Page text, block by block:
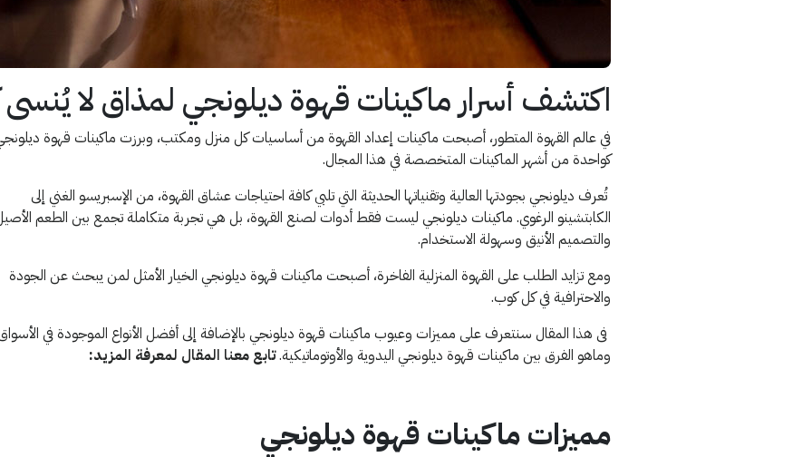
اكتشف أسرار ماكينات قهوة ديلونجي لمذاق لا
في عالم القهوة المتطور، أصبحت ماكينات إعداد القهوة من أساسيات كل منزل ومكتب، وبرزت ماكينات قهوة
كواحدة من أشهر الماكينات المتخصصة في هذا المجال.
تُعرف ديلونجي بجودتها العالية وتقنياتها الحديثة التي تلبي كافة احتياجات عشاق القهوة، من الإسبريسو الغني إلى
الكابتشينو الرغوي. ماكينات ديلونجي ليست فقط أدوات لصنع القهوة، بل هي تجربة متكاملة تجمع بين الطعم
والتصميم الأنيق وسهولة الاستخدام.
ومع تزايد الطلب على القهوة المنزلية الفاخرة، أصبحت ماكينات قهوة ديلونجي الخيار الأمثل لمن يبحث عن الجودة
والاحترافية في كل كوب.
فى هذا المقال سنتعرف على مميزات وعيوب ماكينات قهوة ديلونجي بالإضافة إلى أفضل الأنواع الموجودة في
وماهو الفرق بين ماكينات قهوة ديلونجي اليدوية والأوتوماتيكية.تابع معنا المقال لمعرفة المزيد:
مميزات ماكينات قهوة ديلونجي